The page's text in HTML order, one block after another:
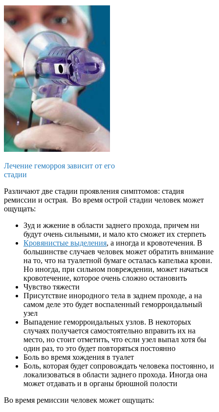
Лечение геморроя зависит от его
стадии
Различают две стадии проявления симптомов: стадия
ремиссии и острая. Во время острой стадии человек может
ощущать:
Зуд и жжение в области заднего прохода, причем ни
будут очень сильными, и мало кто сможет их стерпеть
Кровянистые выделения, а иногда и кровотечения. В
большинстве случаев человек может обратить внимание
на то, что на туалетной бумаге осталась капелька крови.
Но иногда, при сильном повреждении, может начаться
кровотечение, которое очень сложно остановить
Чувство тяжести
Присутствие инородного тела в заднем проходе, а на
самом деле это будет воспаленный геморроидальный
узел
Выпадение геморроидальных узлов. В некоторых
случаях получается самостоятельно вправить их на
место, но стоит отметить, что если узел выпал хотя бы
один раз, то это будет повторяться постоянно
Боль во время хождения в туалет
Боль, которая будет сопровождать человека постоянно, и
локализоваться в области заднего прохода. Иногда она
может отдавать и в органы брюшной полости
Во время ремиссии человек может ощущать: